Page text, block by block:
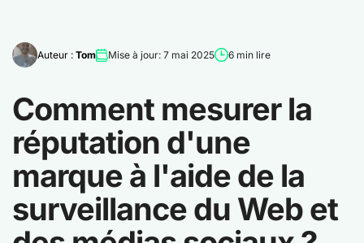
Auteur : Tom Mise à jour: 7 mai 2025 6 min lire
Comment mesurer la
réputation d'une
marque à l'aide de la
surveillance du Web et